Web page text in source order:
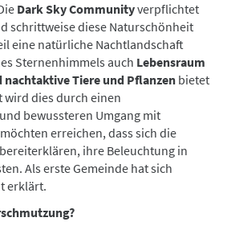
Dark Sky Communityverpflichtet
schrittweise diese Naturschönheit
eine natürliche Nachtlandschaft
Sternenhimmels auch Lebensraum
Tiere und Pflanzenbietet
wird dies durch einen
bewussteren Umgang mit
erreichen, dass sich die
ihre Beleuchtung in
Als erste Gemeinde hat sich
erklärt.